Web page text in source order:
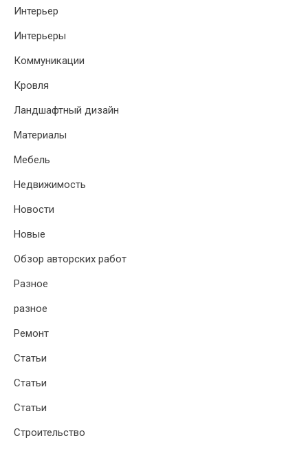
Интерьер
Интерьеры
Коммуникации
Кровля
Ландшафтный дизайн
Материалы
Мебель
Недвижимость
Новости
Новые
Обзор авторских работ
Разное
разное
Ремонт
Статьи
Статьи
Статьи
Строительство